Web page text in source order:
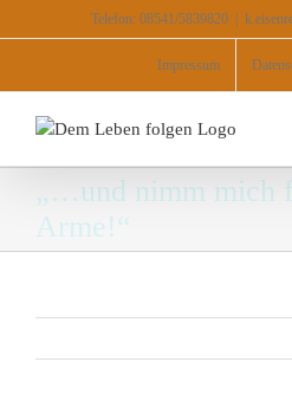
Inhalt
Telefon: 08541/5839820
Impressum
„…und nimm mich
Arme!“